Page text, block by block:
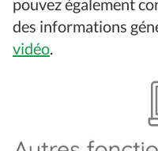
pouvez également
des informations
vidéo.